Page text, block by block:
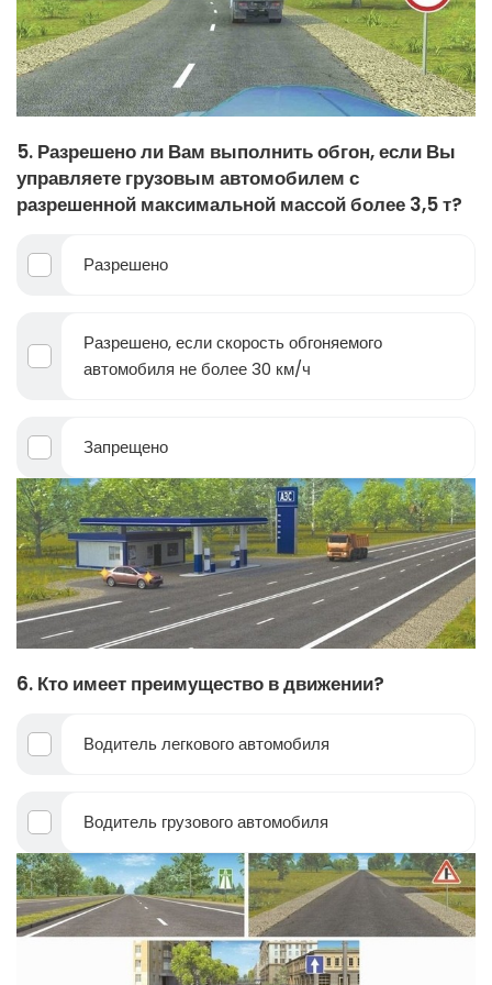
5. Разрешено ли Вам выполнить обгон, если Вы
управляете грузовым автомобилем с
разрешенной максимальной массой более 3,5 т?
Разрешено
Разрешено, если скорость обгоняемого
автомобиля не более 30 км/ч
Запрещено
6. Кто имеет преимущество в движении?
Водитель легкового автомобиля
Водитель грузового автомобиля